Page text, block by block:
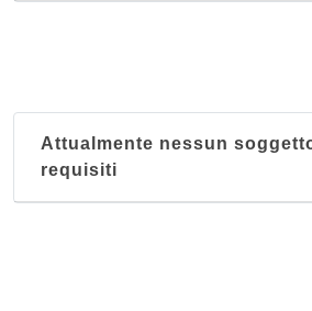
Attualmente nessun
requisiti